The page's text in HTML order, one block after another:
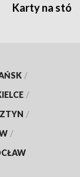
Karty na
/
/
/
/